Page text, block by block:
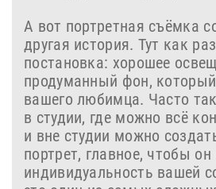
А вот портретная съёмка
другая история. Тут как
постановка: хорошее
продуманный фон,
вашего любимца. Часто
в студии, где можно всё
и вне студии можно
портрет, главное, чтобы
индивидуальность вашей